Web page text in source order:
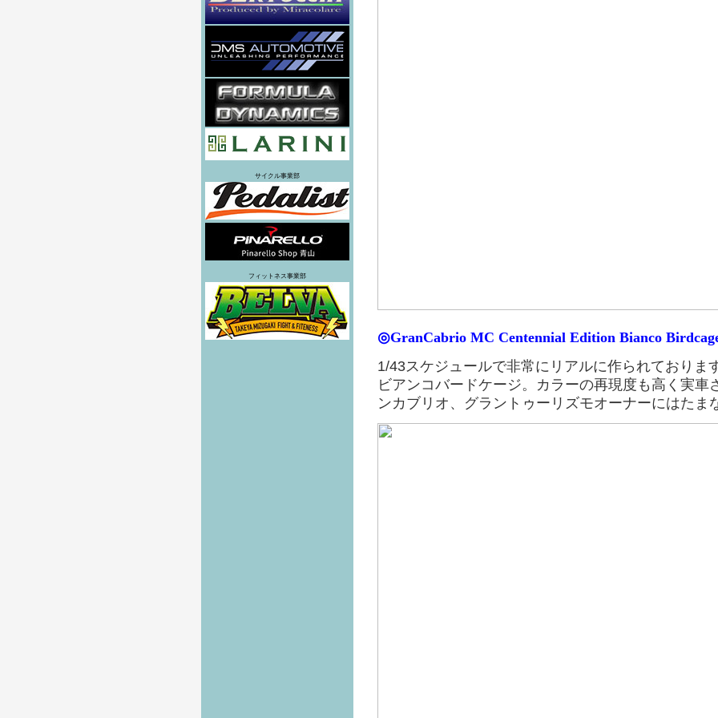
サイクル事業部
フィットネス事業部
◎GranCabrio MC Centennial Edition Bianco
1/43スケジュールで非常にリアルに作られておりま
ビアンコバードケージ。カラーの再現度も高く実車
ンカブリオ、グラントゥーリズモオーナーにはたま